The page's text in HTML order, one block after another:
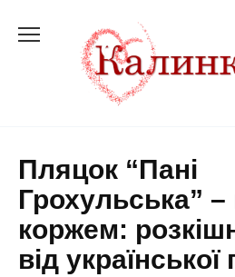
Пляцок “Пані
Грохульська”
коржем:
від української